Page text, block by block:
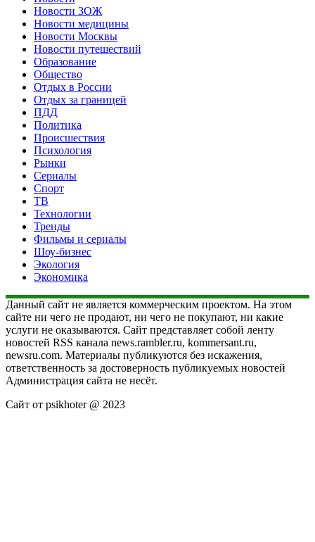
Новости ЗОЖ
Новости медицины
Новости Москвы
Новости путешествий
Образование
Общество
Отдых в России
Отдых за границей
ПДД
Политика
Происшествия
Психология
Рынки
Сериалы
Спорт
ТВ
Технологии
Тренды
Фильмы и сериалы
Шоу-бизнес
Экология
Экономика
Данный сайт не является коммерческим проектом. На этом
сайте ни чего не продают, ни чего не покупают, ни какие
услуги не оказываются. Сайт представляет собой ленту
новостей RSS канала news.rambler.ru, kommersant.ru,
newsru.com. Материалы публикуются без искажения,
ответственность за достоверность публикуемых новостей
Администрация сайта не несёт.
Сайт от psikhoter @ 2023